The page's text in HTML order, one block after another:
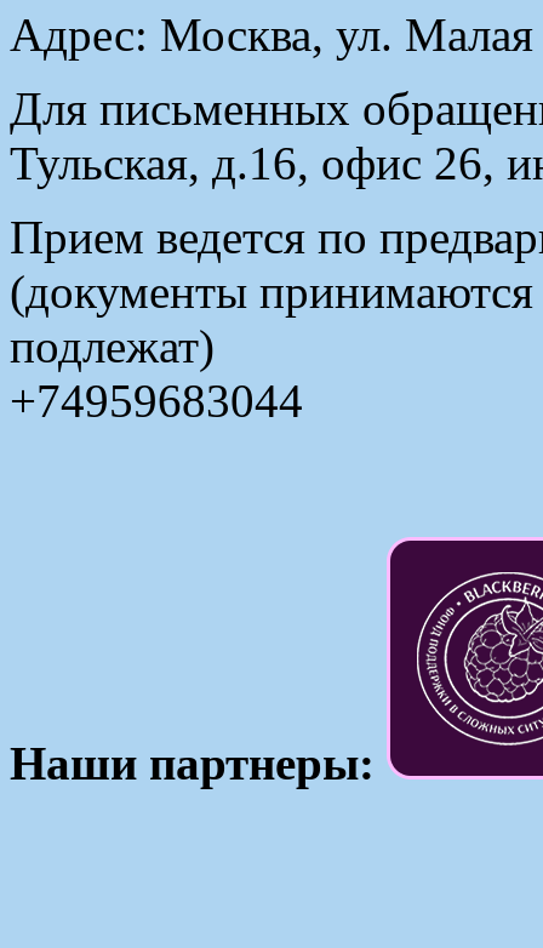
Адрес: Москва, ул.
Для письменных
Тульская, д.16, офис 26,
Прием ведется по
(документы принимаются
подлежат)
+74959683044
Наши партнеры: